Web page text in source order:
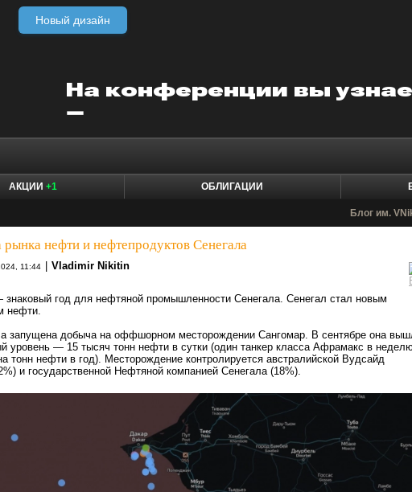
Новый дизайн
АКЦИИ +1 ОБЛИГАЦИИ
Блог им.
нефти и нефтепродуктов Сенегала
11:44 Vladimir Nikitin
знаковый год для нефтяной промышленности Сенегала. Сенегал стал новым
нефти.
запущена добыча на оффшорном месторождении Сангомар. В сентябре она
уровень — 15 тысяч тонн нефти в сутки (один танкер класса Афрамакс в
тонн нефти в год). Месторождение контролируется австралийской Вудсайд
и государственной Нефтяной компанией Сенегала (18%).